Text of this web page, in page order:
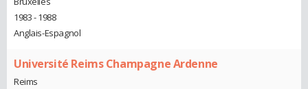
1983 - 1988
Anglais-Espagnol
Université Reims Champagne Ardenne
Reims